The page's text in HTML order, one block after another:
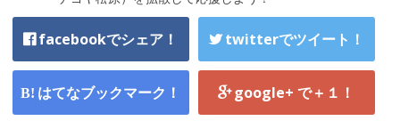
facebookでシェア！ twitterでツイート！
はてなブックマーク！ google+ で＋１！